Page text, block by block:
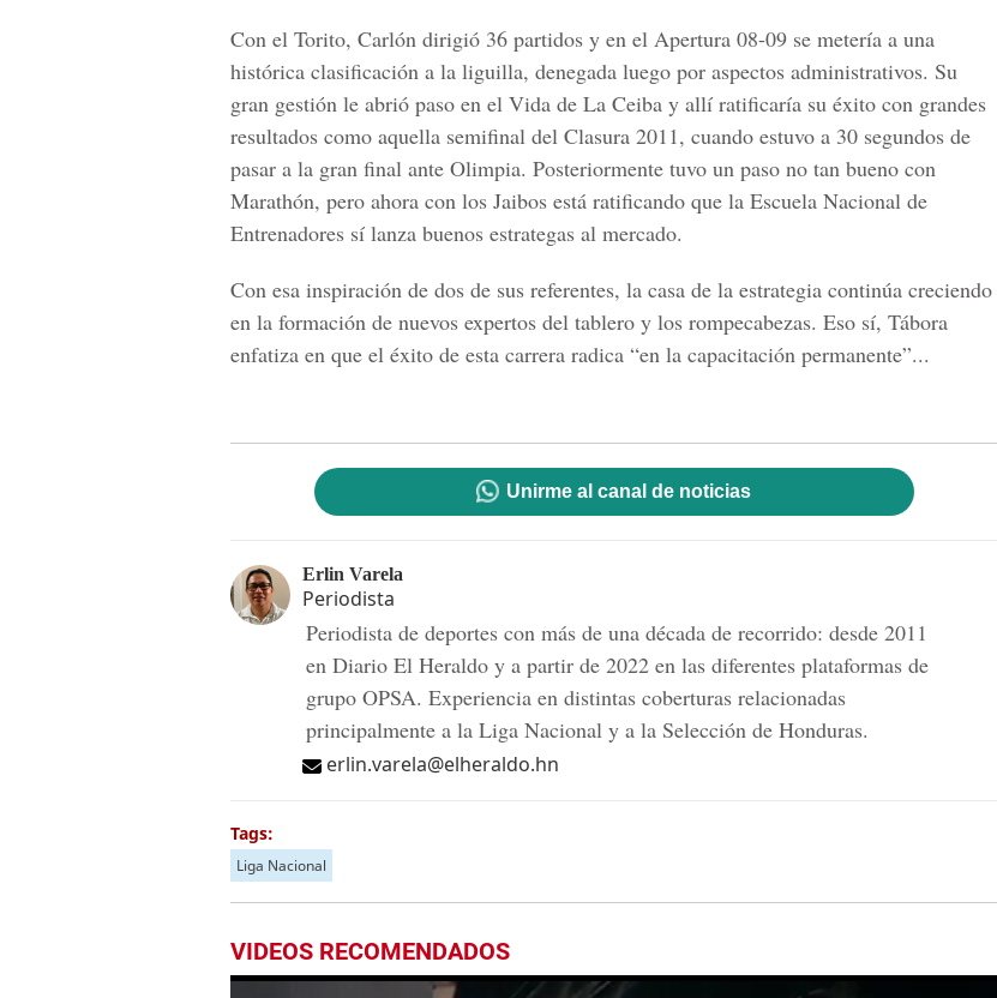
Con el Torito, Carlón dirigió 36 partidos y en el Apertura 08-09 se metería a una
histórica clasificación a la liguilla, denegada luego por aspectos administrativos. Su
gran gestión le abrió paso en el Vida de La Ceiba y allí ratificaría su éxito con grandes
resultados como aquella semifinal del Clasura 2011, cuando estuvo a 30 segundos de
pasar a la gran final ante Olimpia. Posteriormente tuvo un paso no tan bueno con
Marathón, pero ahora con los Jaibos está ratificando que la Escuela Nacional de
Entrenadores sí lanza buenos estrategas al mercado.
Con esa inspiración de dos de sus referentes, la casa de la estrategia continúa creciendo
en la formación de nuevos expertos del tablero y los rompecabezas. Eso sí, Tábora
enfatiza en que el éxito de esta carrera radica “en la capacitación permanente”...
Unirme al canal de noticias
Erlin Varela
Periodista
Periodista de deportes con más de una década de recorrido: desde 2011
en Diario El Heraldo y a partir de 2022 en las diferentes plataformas de
grupo OPSA. Experiencia en distintas coberturas relacionadas
principalmente a la Liga Nacional y a la Selección de Honduras.
erlin.varela@elheraldo.hn
Tags:
Liga Nacional
VIDEOS RECOMENDADOS